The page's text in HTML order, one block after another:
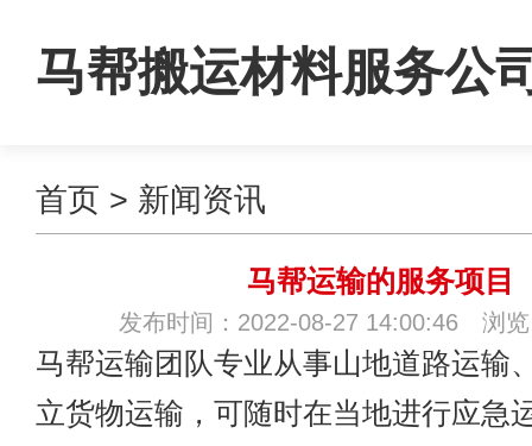
马帮搬运材料服务公
首页 > 新闻资讯
马帮运输的服务项目
发布时间：2022-08-27 14:00:46 浏览
马帮运输团队专业从事山地道路运输
立货物运输，可随时在当地进行应急